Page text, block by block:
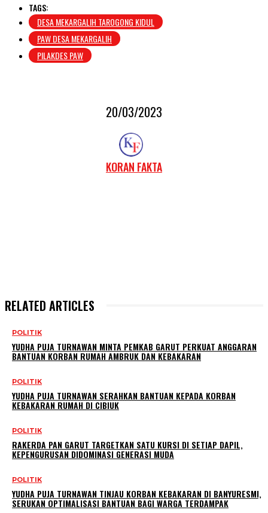
TAGS:
DESA MEKARGALIH TAROGONG KIDUL
PAW DESA MEKARGALIH
PILAKDES PAW
20/03/2023
KORAN FAKTA
RELATED ARTICLES
POLITIK
YUDHA PUJA TURNAWAN MINTA PEMKAB GARUT PERKUAT ANGGARAN
BANTUAN KORBAN RUMAH AMBRUK DAN KEBAKARAN
POLITIK
YUDHA PUJA TURNAWAN SERAHKAN BANTUAN KEPADA KORBAN
KEBAKARAN RUMAH DI CIBIUK
POLITIK
RAKERDA PAN GARUT TARGETKAN SATU KURSI DI SETIAP DAPIL,
KEPENGURUSAN DIDOMINASI GENERASI MUDA
POLITIK
YUDHA PUJA TURNAWAN TINJAU KORBAN KEBAKARAN DI BANYURESMI,
SERUKAN OPTIMALISASI BANTUAN BAGI WARGA TERDAMPAK